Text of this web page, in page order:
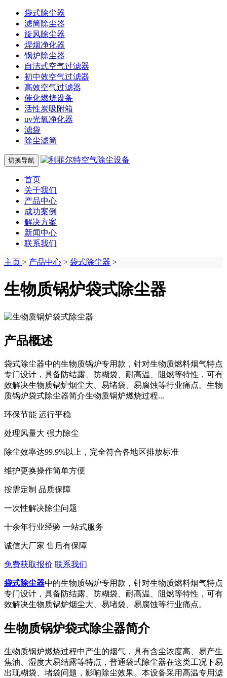
袋式除尘器
滤筒除尘器
旋风除尘器
焊烟净化器
锅炉除尘器
自洁式空气过滤器
初中效空气过滤器
高效空气过滤器
催化燃烧设备
活性炭吸附箱
uv光氧净化器
滤袋
除尘滤筒
切换导航
首页
关于我们
产品中心
成功案例
解决方案
新闻中心
联系我们
主页 > 产品中心 > 袋式除尘器 >
生物质锅炉袋式除尘器
产品概述
袋式除尘器中的生物质锅炉专用款，针对生物质燃料烟气特点
专门设计，具备防结露、防糊袋、耐高温、阻燃等特性，可有
效解决生物质锅炉烟尘大、易堵袋、易腐蚀等行业痛点。生物
质锅炉袋式除尘器简介生物质锅炉燃烧过程...
环保节能 运行平稳
处理风量大 强力除尘
除尘效率达99.9%以上，完全符合各地区排放标准
维护更换操作简单方便
按需定制 品质保障
一次性解决除尘问题
十余年行业经验 一站式服务
诚信大厂家 售后有保障
免费获取报价 联系我们
袋式除尘器中的生物质锅炉专用款，针对生物质燃料烟气特点
专门设计，具备防结露、防糊袋、耐高温、阻燃等特性，可有
效解决生物质锅炉烟尘大、易堵袋、易腐蚀等行业痛点。
生物质锅炉袋式除尘器简介
生物质锅炉燃烧过程中产生的烟气，具有含尘浓度高、易产生
焦油、湿度大易结露等特点，普通袋式除尘器在这类工况下易
出现糊袋、堵袋问题，影响除尘效果。本设备采用高温专用滤